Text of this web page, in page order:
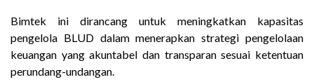
Bimtek ini dirancang untuk meningkatkan kapasitas
pengelola BLUD dalam menerapkan strategi pengelolaan
keuangan yang akuntabel dan transparan sesuai ketentuan
perundang-undangan.